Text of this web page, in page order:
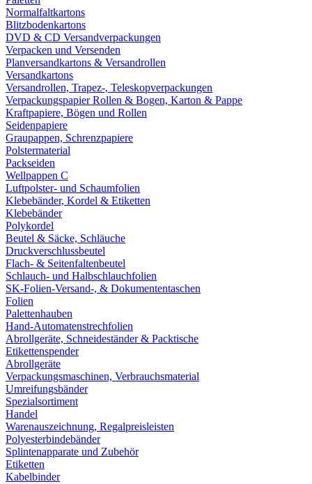
Normalfaltkartons
Blitzbodenkartons
DVD & CD Versandverpackungen
Verpacken und Versenden
Planversandkartons & Versandrollen
Versandkartons
Versandrollen, Trapez-, Teleskopverpackungen
Verpackungspapier Rollen & Bogen, Karton & Pappe
Kraftpapiere, Bögen und Rollen
Seidenpapiere
Graupappen, Schrenzpapiere
Polstermaterial
Packseiden
Wellpappen C
Luftpolster- und Schaumfolien
Klebebänder, Kordel & Etiketten
Klebebänder
Polykordel
Beutel & Säcke, Schläuche
Druckverschlussbeutel
Flach- & Seitenfaltenbeutel
Schlauch- und Halbschlauchfolien
SK-Folien-Versand-, & Dokumententaschen
Folien
Palettenhauben
Hand-Automatenstrechfolien
Abrollgeräte, Schneideständer & Packtische
Etikettenspender
Abrollgeräte
Verpackungsmaschinen, Verbrauchsmaterial
Umreifungsbänder
Spezialsortiment
Handel
Warenauszeichnung, Regalpreisleisten
Polyesterbindebänder
Splintenapparate und Zubehör
Etiketten
Kabelbinder